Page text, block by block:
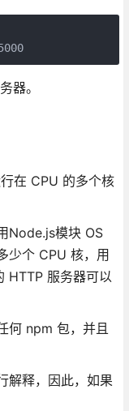
Express server listening on port 5000
器。
在 CPU 的多个核
Node.js模块 OS
少个 CPU 核，用
HTTP 服务器可以
何 npm 包，并且
解释，因此，如果